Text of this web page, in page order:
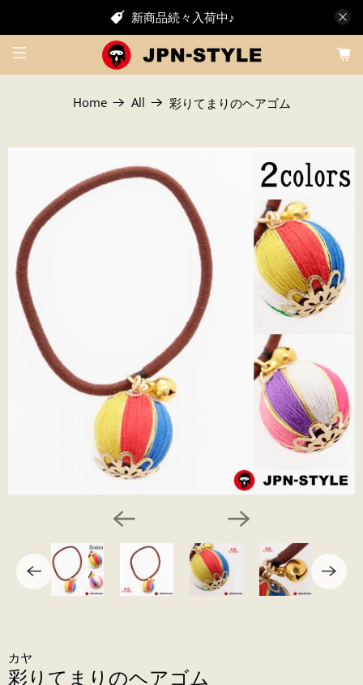
新商品続々入荷中♪
Home All 彩りてまりのヘアゴム
カヤ
彩りてまりのヘアゴム